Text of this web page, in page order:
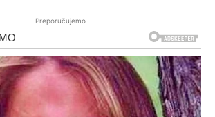
Preporučujemo